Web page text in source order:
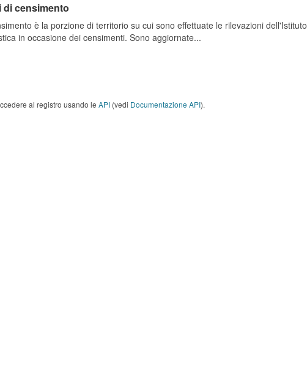
di censimento
è la porzione di territorio su cui sono effettuate le rilevazioni dell'Istituto
in occasione dei censimenti. Sono aggiornate...
al registro usando le API (vedi Documentazione API).